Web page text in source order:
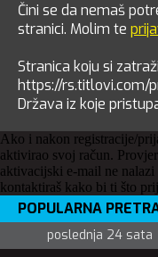
Čini se da nemaš
stranici. Molim te
Stranica koju si
https://rs.titlovi.com/
Država iz koje
Ako i nakon registracije/
aktivirao svoj račun.
aktivacijski e-mail ne
kontaktiraš kako bi ti što
POPULARNA
poslednja 24 sata